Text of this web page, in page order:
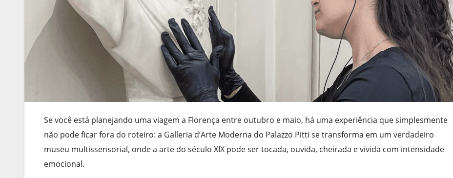
Se você está planejando uma viagem a Florença entre outubro e maio, há uma experiência que simplesmente
não pode ficar fora do roteiro: a Galleria d’Arte Moderna do Palazzo Pitti se transforma em um verdadeiro
museu multissensorial, onde a arte do século XIX pode ser tocada, ouvida, cheirada e vivida com intensidade
emocional.